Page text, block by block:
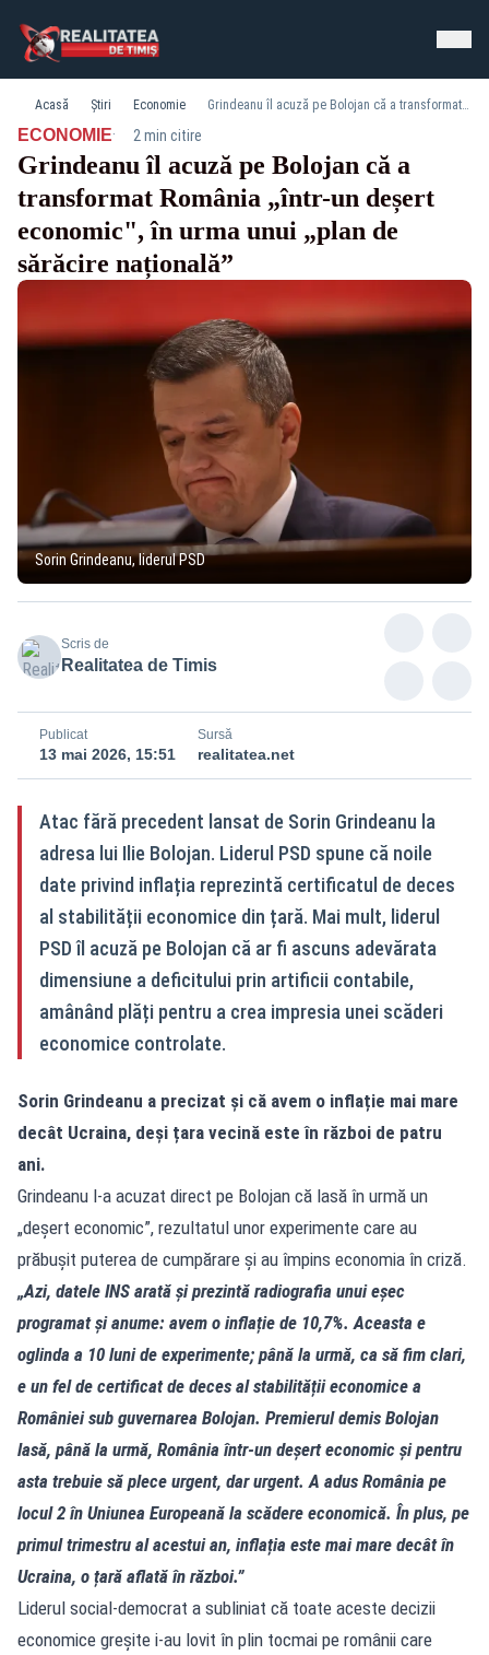
Acasă Știri Economie Grindeanu îl acuză pe Bolojan că a transformat România „într-un deșert economic", în urma unui „plan de sărăcire națională”
ECONOMIE· 2 min citire
Grindeanu îl acuză pe Bolojan că a
transformat România „într-un deșert
economic", în urma unui „plan de
sărăcire națională”
Sorin Grindeanu, liderul PSD
Scris de
Realitatea de Timis
Publicat
13 mai 2026, 15:51
Sursă
realitatea.net
Atac fără precedent lansat de Sorin Grindeanu la
adresa lui Ilie Bolojan. Liderul PSD spune că noile
date privind inflația reprezintă certificatul de deces
al stabilității economice din țară. Mai mult, liderul
PSD îl acuză pe Bolojan că ar fi ascuns adevărata
dimensiune a deficitului prin artificii contabile,
amânând plăți pentru a crea impresia unei scăderi
economice controlate.
Sorin Grindeanu a precizat și că avem o inflație mai mare
decât Ucraina, deși țara vecină este în război de patru
ani.
Grindeanu l-a acuzat direct pe Bolojan că lasă în urmă un
„deșert economic”, rezultatul unor experimente care au
prăbușit puterea de cumpărare și au împins economia în criză.
„Azi, datele INS arată și prezintă radiografia unui eșec
programat și anume: avem o inflație de 10,7%. Aceasta e
oglinda a 10 luni de experimente; până la urmă, ca să fim clari,
e un fel de certificat de deces al stabilității economice a
României sub guvernarea Bolojan. Premierul demis Bolojan
lasă, până la urmă, România într-un deșert economic și pentru
asta trebuie să plece urgent, dar urgent. A adus România pe
locul 2 în Uniunea Europeană la scădere economică. În plus, pe
primul trimestru al acestui an, inflația este mai mare decât în
Ucraina, o țară aflată în război.”
Liderul social-democrat a subliniat că toate aceste decizii
economice greșite i-au lovit în plin tocmai pe românii care